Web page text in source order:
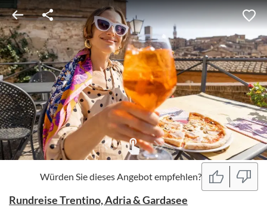
Würden Sie dieses Angebot empfehlen?
Rundreise Trentino, Adria & Gardasee